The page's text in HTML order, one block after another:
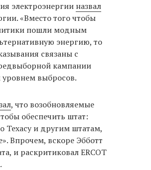
электроэнергии назвал
«Вместо того чтобы
пошли модным
энергию, то
связаны с
кампании
уровнем выбросов.
, что возобновляемые
обеспечить штат:
Техасу и другим штатам,
Впрочем, вскоре Эбботт
и раскритиковал ERCOT